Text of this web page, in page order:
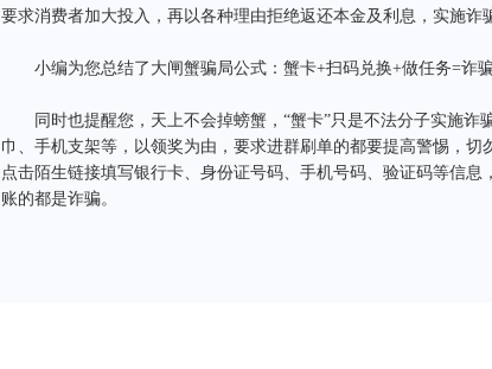
要求消费者加大投入，再以各种理由拒绝返还本金及利息，实施诈
小编为您总结了大闸蟹骗局公式：蟹卡+扫码兑换+做任务=诈骗
同时也提醒您，天上不会掉螃蟹，“蟹卡”只是不法分子实施诈
巾、手机支架等，以领奖为由，要求进群刷单的都要提高警惕，
点击陌生链接填写银行卡、身份证号码、手机号码、验证码等信
账的都是诈骗。